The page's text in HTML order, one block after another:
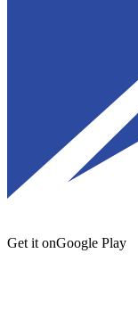
Get it onGoogle Play